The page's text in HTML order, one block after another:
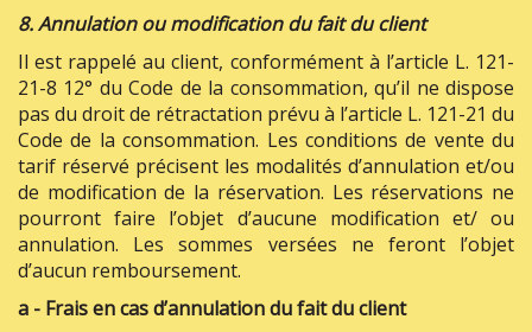
8. Annulation ou modification du fait du client
Il est rappelé au client, conformément à l’article L. 121-
21-8 12° du Code de la consommation, qu’il ne dispose
pas du droit de rétractation prévu à l’article L. 121-21 du
Code de la consommation. Les conditions de vente du
tarif réservé précisent les modalités d’annulation et/ou
de modification de la réservation. Les réservations ne
pourront faire l’objet d’aucune modification et/ ou
annulation. Les sommes versées ne feront l’objet
d’aucun remboursement.
a - Frais en cas d’annulation du fait du client